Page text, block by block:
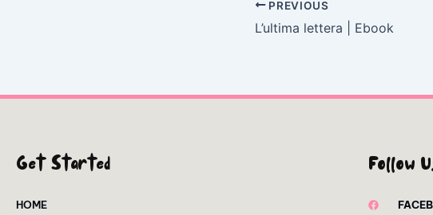
PREVIOUS
L’ultima lettera | Ebook
Get Started
HOME
Follow